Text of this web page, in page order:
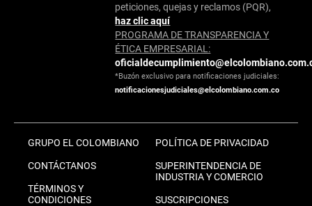
peticiones, quejas y reclamos (PQR),
haz clic aquí
PROGRAMA DE TRANSPARENCIA Y
ÉTICA EMPRESARIAL:
*Buzón exclusivo para notificaciones judiciales:
notificacionesjudiciales@elcolombiano.com.co
GRUPO EL COLOMBIANO
CONTÁCTANOS
TÉRMINOS Y
CONDICIONES
POLÍTICA DE PRIVACIDAD
SUPERINTENDENCIA DE
INDUSTRIA Y COMERCIO
SUSCRIPCIONES